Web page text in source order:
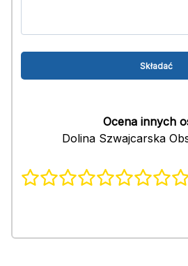
Ocena innych
Dolina Szwajcarska